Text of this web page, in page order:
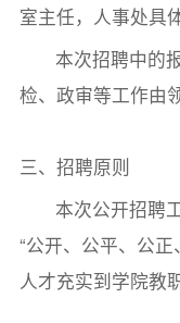
室主任，人事处具
本次招聘中的
检、政审等工作由
三、招聘原则
本次公开招聘
“公开、公平、公
人才充实到学院教